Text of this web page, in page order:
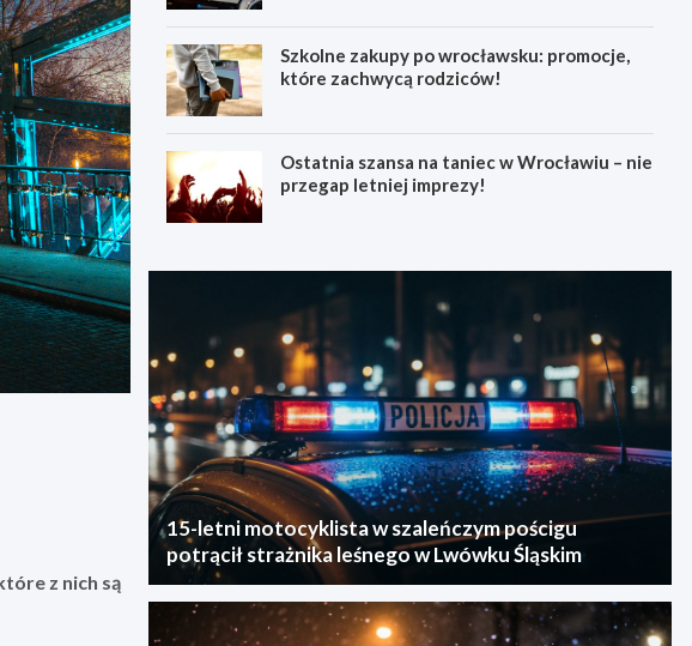
z nich są
Szkolne zakupy po wrocławsku: promocje,
które zachwycą rodziców!
Ostatnia szansa na taniec w Wrocławiu – nie
przegap letniej imprezy!
15-letni motocyklista w szaleńczym pościgu
potrącił strażnika leśnego w Lwówku Śląskim